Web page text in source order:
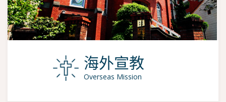
海外宣教
Overseas Mission